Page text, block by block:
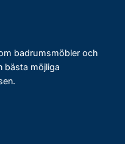
badrumsmöbler och
bästa möjliga